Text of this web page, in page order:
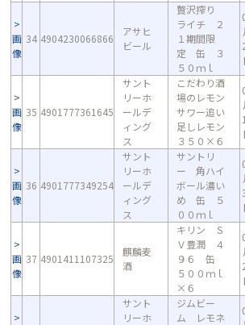
画
像
34 4904230066866
アサヒ
ビール
贅沢搾り
ライチ ２
１期間限
定 缶 ３
５０ｍｌ
画
像
35 4901777361645
サント
リーホ
ールデ
ィング
ス
こだわり酒
場のレモン
サワー追い
足しレモン
３５０×６
画
像
36 4901777349254
サント
リーホ
ールデ
ィング
ス
サントリ
ー 角ハイ
ボール濃い
め 缶 ５
００ｍｌ
画
像
37 4901411107325
麒麟麦
酒
キリン Ｓ
Ｖ豊潤 ４
９６ 缶
５００ｍｌ
×６
サント
リーホ
ジムビー
ム レモネ